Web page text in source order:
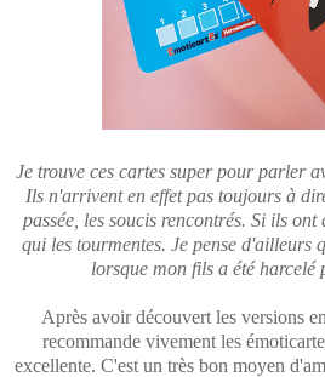
Je trouve ces cartes super pour parler
Ils n'arrivent en effet pas toujours à
passée, les soucis rencontrés. Si ils
qui les tourmentes. Je pense d'ailleurs
lorsque mon fils a été harcelé
Après avoir découvert les versions
recommande vivement les
excellente. C'est un très bon moyen